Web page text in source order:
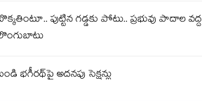
పుట్టిన గడ్డకు పోటు.. ప్రభువు పాదాల వద్ద
భగీరథ్‌పై అదనపు సెక్షన్లు